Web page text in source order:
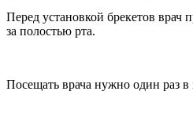
Перед установкой брекетов
за полостью рта.
Посещать врача нужно один раз в